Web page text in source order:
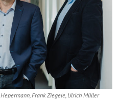
Frank Ziegele, Ulrich Müller